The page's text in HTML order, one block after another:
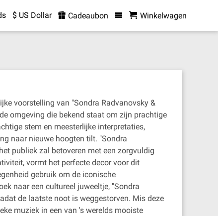
$ US Dollar Cadeaubon Winkelwagen
voorstelling van "Sondra Radvanovsky &
omgeving die bekend staat om zijn prachtige
stem en meesterlijke interpretaties,
naar nieuwe hoogten tilt. "Sondra
publiek zal betoveren met een zorgvuldig
vormt het perfecte decor voor dit
gebruik om de iconische
naar een cultureel juweeltje, "Sondra
de laatste noot is weggestorven. Mis deze
muziek in een van 's werelds mooiste